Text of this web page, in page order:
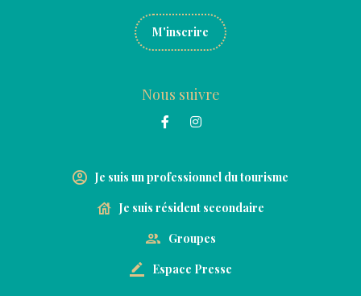
M'inscrire
Nous suivre
Je suis un professionnel du tourisme
Je suis résident secondaire
Groupes
Espace Presse